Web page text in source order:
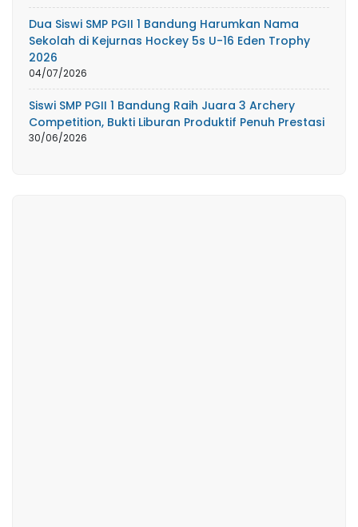
Dua Siswi SMP PGII 1 Bandung Harumkan Nama
Sekolah di Kejurnas Hockey 5s U-16 Eden Trophy
2026
04/07/2026
Siswi SMP PGII 1 Bandung Raih Juara 3 Archery
Competition, Bukti Liburan Produktif Penuh Prestasi
30/06/2026